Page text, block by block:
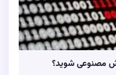
مصنوعی شوید؟